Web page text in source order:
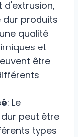
d'extrusion,
dur produits
qualité
et
être
: Le
peut être
types